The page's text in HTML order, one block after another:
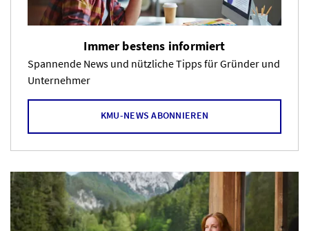
Immer bestens informiert
Spannende News und nützliche Tipps für Gründer und
Unternehmer
KMU-NEWS ABONNIEREN